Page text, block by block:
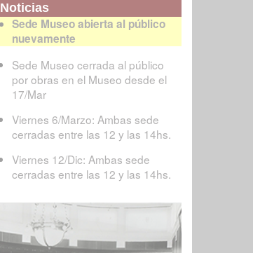
Noticias
Sede Museo abierta al público
nuevamente
Sede Museo cerrada al público
por obras en el Museo desde el
17/Mar
Viernes 6/Marzo: Ambas sede
cerradas entre las 12 y las 14hs.
Viernes 12/Dic: Ambas sede
cerradas entre las 12 y las 14hs.